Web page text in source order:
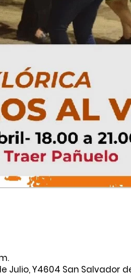
Julio, Y4604 San Salvador